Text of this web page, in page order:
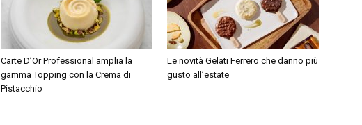
Carte D’Or Professional amplia la
gamma Topping con la Crema di
Pistacchio
Le novità Gelati Ferrero che danno più
gusto all’estate